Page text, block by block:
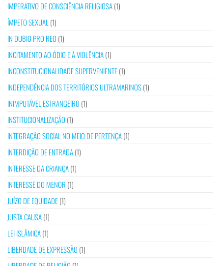
IMPERATIVO DE CONSCIÊNCIA RELIGIOSA(1)
ÍMPETO SEXUAL (1)
IN DUBIO PRO REO (1)
INCITAMENTO AO ÓDIO E À VIOLÊNCIA(1)
INCONSTITUCIONALIDADE SUPERVENIENTE(1)
INDEPENDÊNCIA DOS TERRITÓRIOS ULTRAMARINOS(1)
INIMPUTÁVEL ESTRANGEIRO (1)
INSTITUCIONALIZAÇÃO (1)
INTEGRAÇÃO SOCIAL NO MEIO DE PERTENÇA(1)
INTERDIÇÃO DE ENTRADA(1)
INTERESSE DA CRIANÇA(1)
INTERESSE DO MENOR (1)
JUÍZO DE EQUIDADE(1)
JUSTA CAUSA(1)
LEI ISLÂMICA(1)
LIBERDADE DE EXPRESSÃO (1)